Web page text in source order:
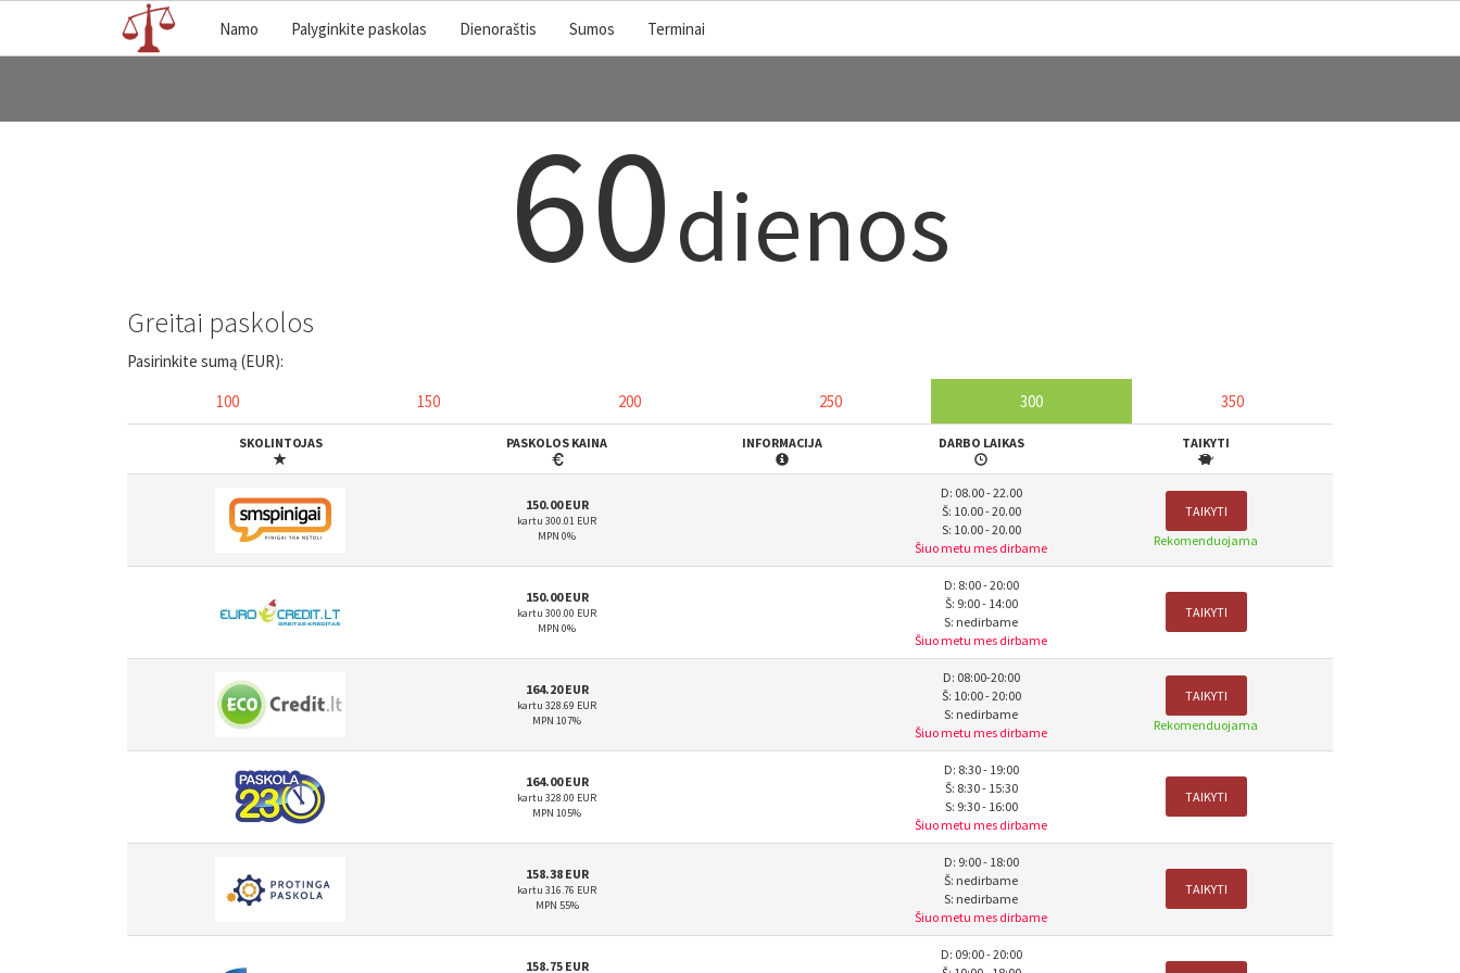
Namo Palyginkite paskolas Dienoraštis Sumos Terminai
60dienos
Greitai paskolos
Pasirinkite sumą (EUR):
100
150 200 250 300 350
SKOLINTOJAS PASKOLOS KAINA INFORMACIJA DARBO LAIKAS TAIKYTI
150.00 EUR
kartu 300.01 EUR
MPN 0%
D: 08.00 - 22.00
Š: 10.00 - 20.00
S: 10.00 - 20.00
Šiuo metu mes dirbame
TAIKYTI
Rekomenduojama
150.00 EUR
kartu 300.00 EUR
MPN 0%
D: 8:00 - 20:00
Š: 9:00 - 14:00
S: nedirbame
Šiuo metu mes dirbame
TAIKYTI
164.20 EUR
kartu 328.69 EUR
MPN 107%
D: 08:00-20:00
Š: 10:00 - 20:00
S: nedirbame
Šiuo metu mes dirbame
TAIKYTI
Rekomenduojama
164.00 EUR
kartu 328.00 EUR
MPN 105%
D: 8:30 - 19:00
Š: 8:30 - 15:30
S: 9:30 - 16:00
Šiuo metu mes dirbame
TAIKYTI
158.38 EUR
kartu 316.76 EUR
MPN 55%
D: 9:00 - 18:00
Š: nedirbame
S: nedirbame
Šiuo metu mes dirbame
TAIKYTI
158.75 EUR
D: 09:00 - 20:00